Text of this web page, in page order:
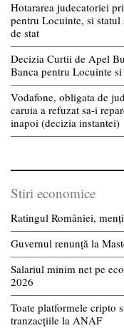
Hotararea judecatoriei
pentru Locuinte, si
de stat
Decizia Curtii de Apel
Banca pentru Locuinte
Vodafone, obligata de
caruia a refuzat sa-i
inapoi (decizia instantei)
Stiri economice
Ratingul României,
Guvernul renunță la
Salariul minim net pe
2026
Toate platformele cripto
tranzacțiile la ANAF